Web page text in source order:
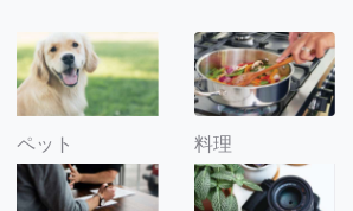
ペット 料理